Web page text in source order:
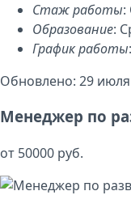
Стаж работы:
Образование:
График работы
Обновлено: 29 июля
Менеджер по
от 50000 руб.